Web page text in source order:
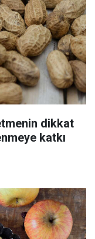
dikkat
katkı